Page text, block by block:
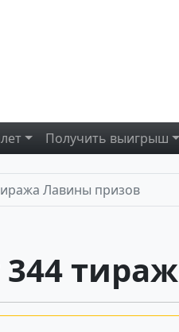
Получить выигрыш
Лавины призов